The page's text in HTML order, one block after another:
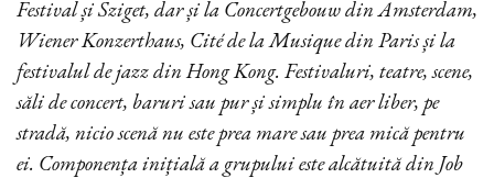
Festival și Sziget, dar și la Concertgebouw din Amsterdam,
Wiener Konzerthaus, Cité de la Musique din Paris și la
festivalul de jazz din Hong Kong. Festivaluri, teatre, scene,
săli de concert, baruri sau pur și simplu în aer liber, pe
stradă, nicio scenă nu este prea mare sau prea mică pentru
ei. Componența inițială a grupului este alcătuită din Job